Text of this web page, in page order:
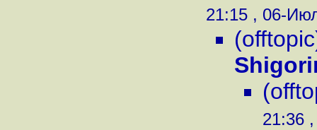
21:15 , 06-
21:36